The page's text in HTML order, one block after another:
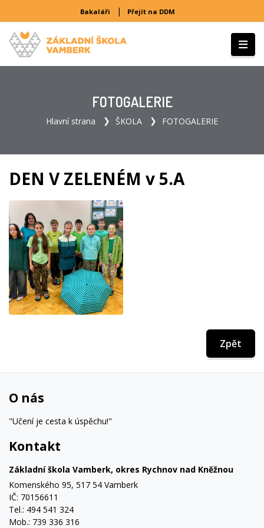
Bakaláři | Přejít na DDM
FOTOGALERIE
Hlavní strana ŠKOLA FOTOGALERIE
DEN V ZELENÉM v 5.A
Zpět
O nás
"Učení je cesta k úspěchu!"
Kontakt
Základní škola Vamberk, okres Rychnov nad Kněžnou
Komenského 95, 517 54 Vamberk
IČ: 70156611
Tel.: 494 541 324
Mob.: 739 336 316